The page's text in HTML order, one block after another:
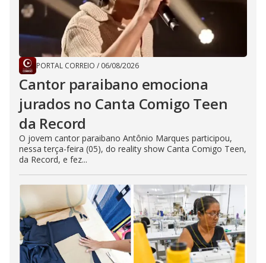
PORTAL CORREIO / 06/08/2026
Cantor paraibano emociona
jurados no Canta Comigo Teen
da Record
O jovem cantor paraibano Antônio Marques participou,
nessa terça-feira (05), do reality show Canta Comigo Teen,
da Record, e fez...